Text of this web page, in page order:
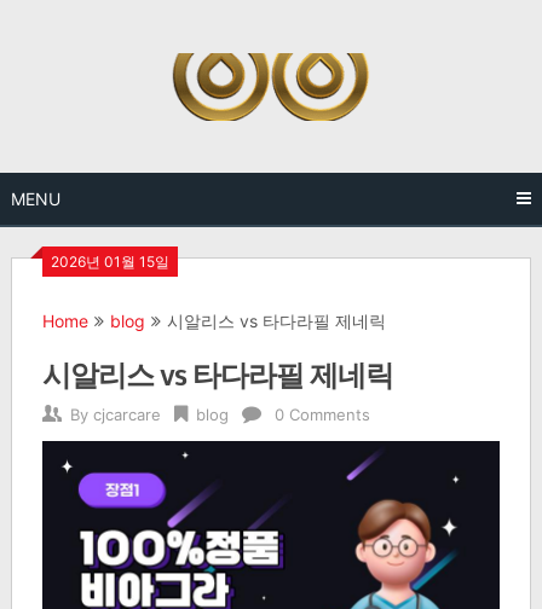
MENU
2026년 01월 15일
Home blog 시알리스 vs 타다라필 제네릭
시알리스 vs 타다라필 제네릭
By cjcarcare blog 0 Comments